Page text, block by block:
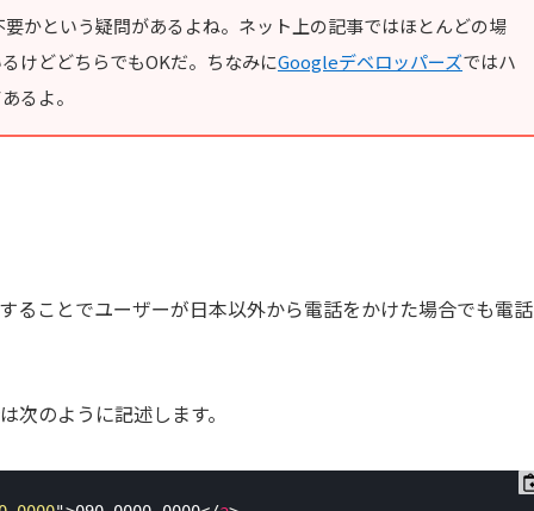
かという疑問があるよね。ネット上の記事ではほとんどの場
けどどちらでもOKだ。ちなみにGoogleデベロッパーズではハ
るよ。
ることでユーザーが日本以外から電話をかけた場合でも電話
次のように記述します。